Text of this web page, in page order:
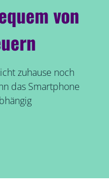
von
zuhause noch
das Smartphone